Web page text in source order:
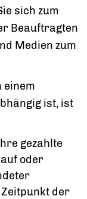
sich zum
Beauftragten
Medien zum
einem
ist, ist
gezahlte
oder
der